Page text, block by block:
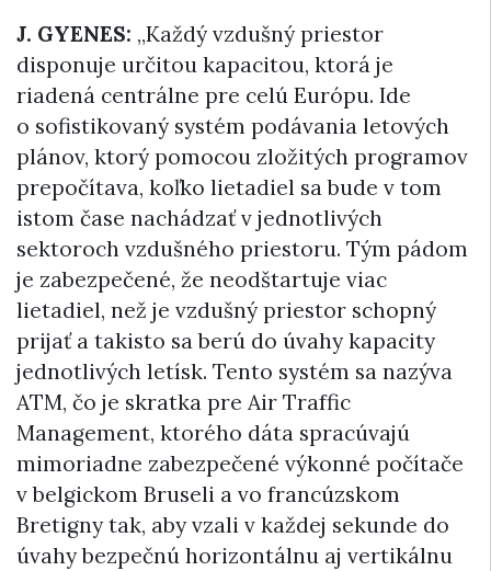
J. GYENES: „Každý vzdušný priestor
disponuje určitou kapacitou, ktorá je
riadená centrálne pre celú Európu. Ide
o sofistikovaný systém podávania letových
plánov, ktorý pomocou zložitých programov
prepočítava, koľko lietadiel sa bude v tom
istom čase nachádzať v jednotlivých
sektoroch vzdušného priestoru. Tým pádom
je zabezpečené, že neodštartuje viac
lietadiel, než je vzdušný priestor schopný
prijať a takisto sa berú do úvahy kapacity
jednotlivých letísk. Tento systém sa nazýva
ATM, čo je skratka pre Air Traffic
Management, ktorého dáta spracúvajú
mimoriadne zabezpečené výkonné počítače
v belgickom Bruseli a vo francúzskom
Bretigny tak, aby vzali v každej sekunde do
úvahy bezpečnú horizontálnu aj vertikálnu